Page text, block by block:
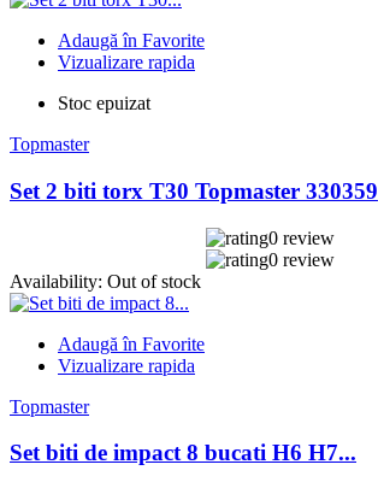
Adaugă în Favorite
Vizualizare rapida
Stoc epuizat
Topmaster
Set 2 biti torx T30 Topmaster 330359
0 review
0 review
Availability: Out of stock
Adaugă în Favorite
Vizualizare rapida
Topmaster
Set biti de impact 8 bucati H6 H7...